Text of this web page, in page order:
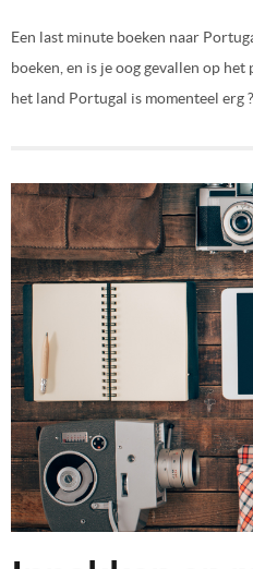
Een last minute boeken naar
boeken, en is je oog gevallen op
het land Portugal is momenteel erg ?